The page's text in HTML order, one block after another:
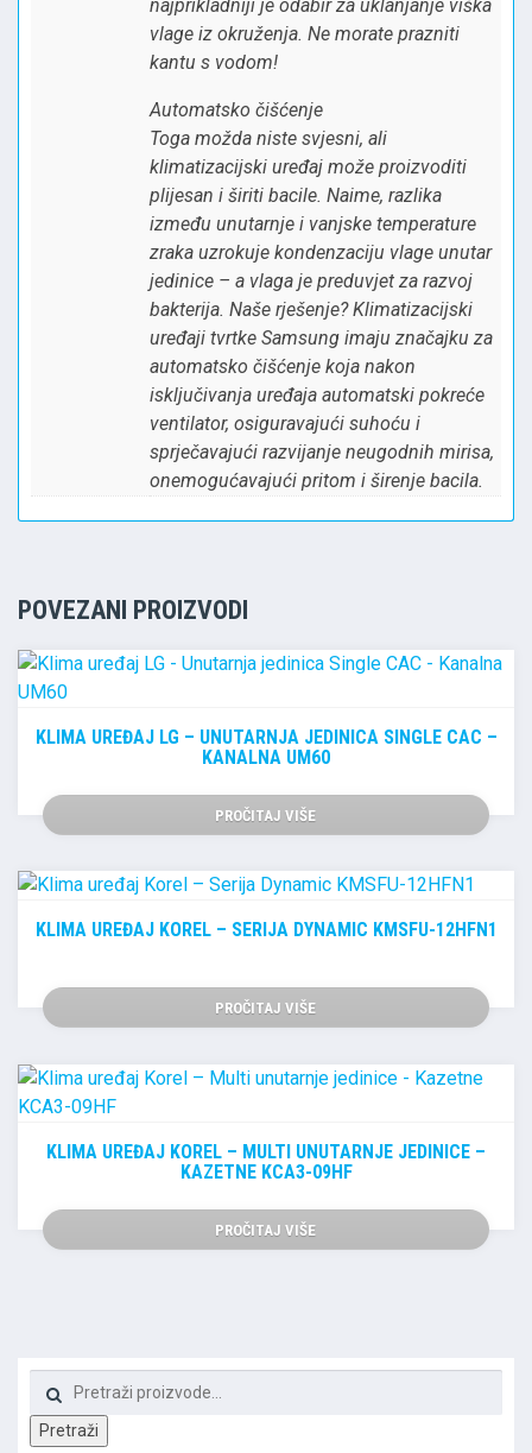
najprikladniji je odabir za uklanjanje viška
vlage iz okruženja. Ne morate prazniti
kantu s vodom!
Automatsko čišćenje
Toga možda niste svjesni, ali
klimatizacijski uređaj može proizvoditi
plijesan i širiti bacile. Naime, razlika
između unutarnje i vanjske temperature
zraka uzrokuje kondenzaciju vlage unutar
jedinice – a vlaga je preduvjet za razvoj
bakterija. Naše rješenje? Klimatizacijski
uređaji tvrtke Samsung imaju značajku za
automatsko čišćenje koja nakon
isključivanja uređaja automatski pokreće
ventilator, osiguravajući suhoću i
sprječavajući razvijanje neugodnih mirisa,
onemogućavajući pritom i širenje bacila.
POVEZANI PROIZVODI
KLIMA UREĐAJ LG – UNUTARNJA JEDINICA SINGLE CAC –
KANALNA UM60
PROČITAJ VIŠE
KLIMA UREĐAJ KOREL – SERIJA DYNAMIC KMSFU-12HFN1
PROČITAJ VIŠE
KLIMA UREĐAJ KOREL – MULTI UNUTARNJE JEDINICE –
KAZETNE KCA3-09HF
PROČITAJ VIŠE
Pretraži